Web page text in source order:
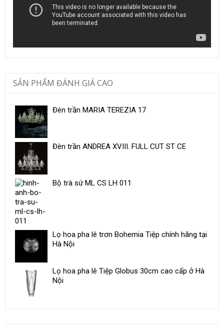
SẢN PHẨM ĐÁNH GIÁ CAO
Đèn trần MARIA TEREZIA 17
Đèn trần ANDREA XVIII. FULL CUT ST CE
Bộ trà sứ ​ML CS LH 011
Lọ hoa pha lê trơn Bohemia Tiệp chính hãng tại
Hà Nội
Lọ hoa pha lê Tiệp Globus 30cm cao cấp ở Hà
Nội